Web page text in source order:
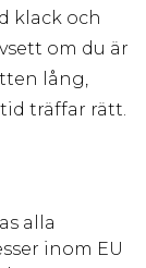
klack och
om du är
lång,
träffar rätt.
alla
inom EU